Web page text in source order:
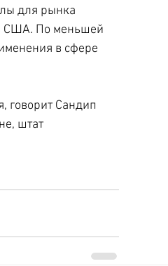
для рынка
США. По меньшей
в сфере
говорит Сандип
штат